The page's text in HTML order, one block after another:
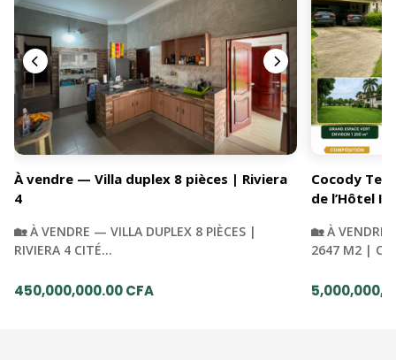
À vendre — Villa duplex 8 pièces | Riviera
4
🏡 À VENDRE — VILLA DUPLEX 8 PIÈCES |
RIVIERA 4 CITÉ…
450,000,000.00 CFA
Cocody
de l’Hôtel
🏡 À VENDRE
2647 M2 |